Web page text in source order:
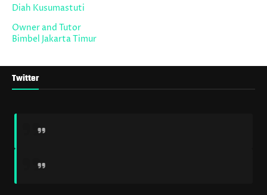
Diah Kusumastuti
Owner and Tutor
Bimbel Jakarta Timur
Twitter